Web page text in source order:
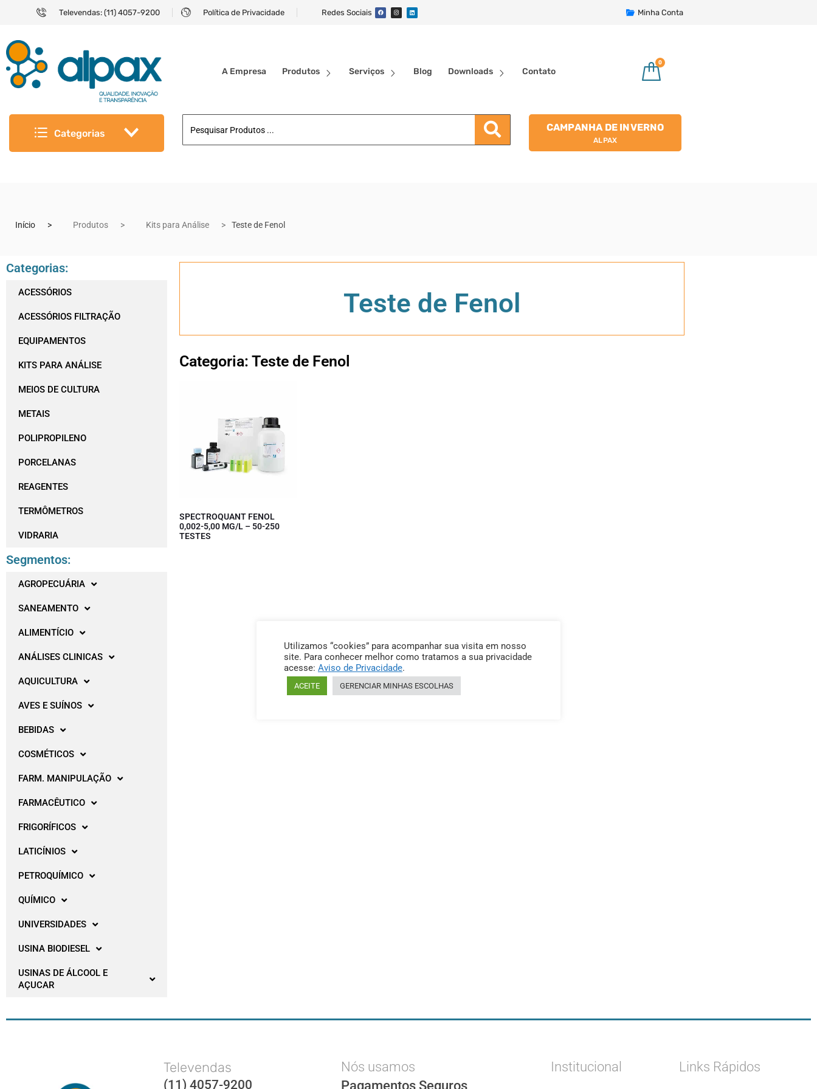
Televendas: (11) 4057-9200 Política de Privacidade Redes Sociais Minha Conta
A Empresa Produtos Serviços Blog Downloads Contato
0
Categorias
CAMPANHA DE INVERNO
ALPAX
Início Produtos Kits para Análise Teste de Fenol
Categorias:
ACESSÓRIOS
ACESSÓRIOS FILTRAÇÃO
EQUIPAMENTOS
KITS PARA ANÁLISE
MEIOS DE CULTURA
METAIS
POLIPROPILENO
PORCELANAS
REAGENTES
TERMÔMETROS
VIDRARIA
Segmentos:
AGROPECUÁRIA
SANEAMENTO
ALIMENTÍCIO
ANÁLISES CLINICAS
AQUICULTURA
AVES E SUÍNOS
BEBIDAS
COSMÉTICOS
FARM. MANIPULAÇÃO
FARMACÊUTICO
FRIGORÍFICOS
LATICÍNIOS
PETROQUÍMICO
QUÍMICO
UNIVERSIDADES
USINA BIODIESEL
USINAS DE ÁLCOOL E
AÇUCAR
Teste de Fenol
Categoria: Teste de Fenol
SPECTROQUANT FENOL
0,002-5,00 MG/L – 50-250
TESTES
Televendas
(11) 4057-9200
Nós usamos
Pagamentos Seguros
Institucional Links Rápidos
Utilizamos “cookies” para acompanhar sua visita em nosso
site. Para conhecer melhor como tratamos a sua privacidade
acesse: Aviso de Privacidade.
ACEITE GERENCIAR MINHAS ESCOLHAS